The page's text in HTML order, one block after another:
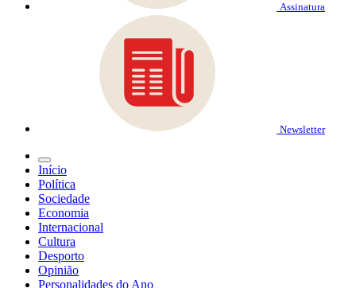
Assinatura
Newsletter
Início
Política
Sociedade
Economia
Internacional
Cultura
Desporto
Opinião
Personalidades do Ano